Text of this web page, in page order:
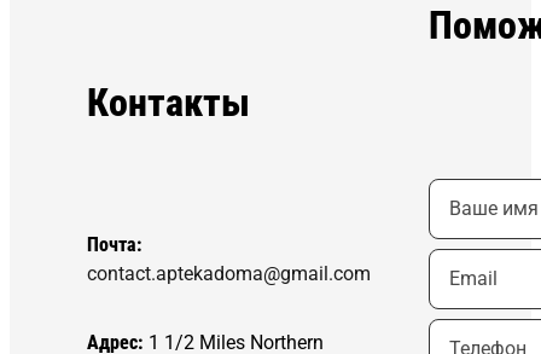
Контакты
Почта:
contact.aptekadoma@gmail.com
Адрес: 1 1/2 Miles Northern